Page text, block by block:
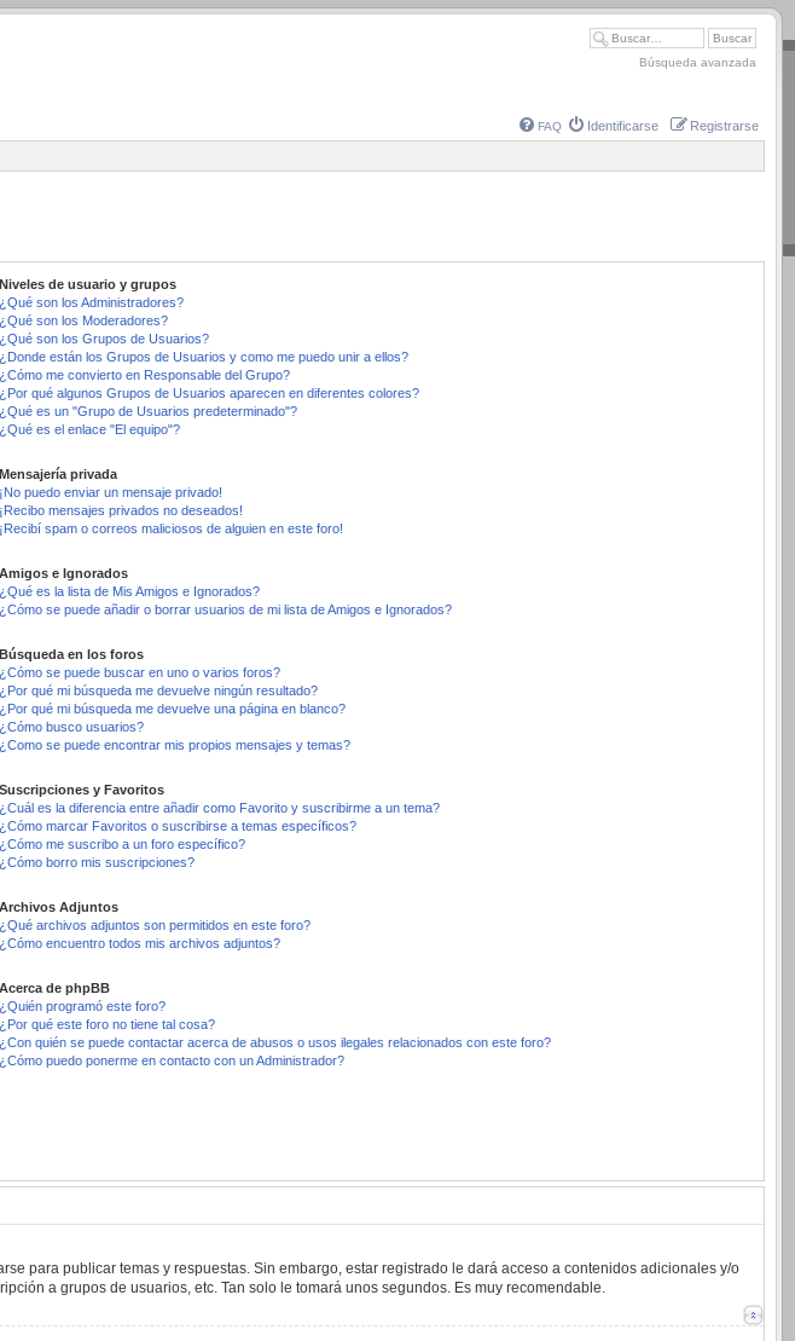
Búsqueda avanzada
FAQ Identificarse Registrarse
Niveles de usuario y grupos
¿Qué son los Administradores?
¿Qué son los Moderadores?
¿Qué son los Grupos de Usuarios?
¿Donde están los Grupos de Usuarios y como me puedo unir a ellos?
¿Cómo me convierto en Responsable del Grupo?
¿Por qué algunos Grupos de Usuarios aparecen en diferentes colores?
¿Qué es un "Grupo de Usuarios predeterminado"?
¿Qué es el enlace "El equipo"?
Mensajería privada
¡No puedo enviar un mensaje privado!
¡Recibo mensajes privados no deseados!
¡Recibí spam o correos maliciosos de alguien en este foro!
Amigos e Ignorados
¿Qué es la lista de Mis Amigos e Ignorados?
¿Cómo se puede añadir o borrar usuarios de mi lista de Amigos e Ignorados?
Búsqueda en los foros
¿Cómo se puede buscar en uno o varios foros?
¿Por qué mi búsqueda me devuelve ningún resultado?
¿Por qué mi búsqueda me devuelve una página en blanco?
¿Cómo busco usuarios?
¿Como se puede encontrar mis propios mensajes y temas?
Suscripciones y Favoritos
¿Cuál es la diferencia entre añadir como Favorito y suscribirme a un tema?
¿Cómo marcar Favoritos o suscribirse a temas específicos?
¿Cómo me suscribo a un foro específico?
¿Cómo borro mis suscripciones?
Archivos Adjuntos
¿Qué archivos adjuntos son permitidos en este foro?
¿Cómo encuentro todos mis archivos adjuntos?
Acerca de phpBB
¿Quién programó este foro?
¿Por qué este foro no tiene tal cosa?
¿Con quién se puede contactar acerca de abusos o usos ilegales relacionados con este foro?
¿Cómo puedo ponerme en contacto con un Administrador?
para publicar temas y respuestas. Sin embargo, estar registrado le dará acceso a contenidos adicionales y/o
a grupos de usuarios, etc. Tan solo le tomará unos segundos. Es muy recomendable.